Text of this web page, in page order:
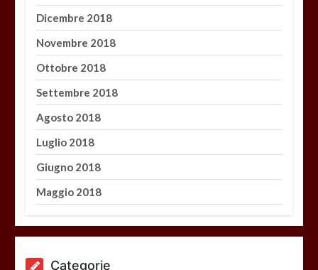
Dicembre 2018
Novembre 2018
Ottobre 2018
Settembre 2018
Agosto 2018
Luglio 2018
Giugno 2018
Maggio 2018
Categorie